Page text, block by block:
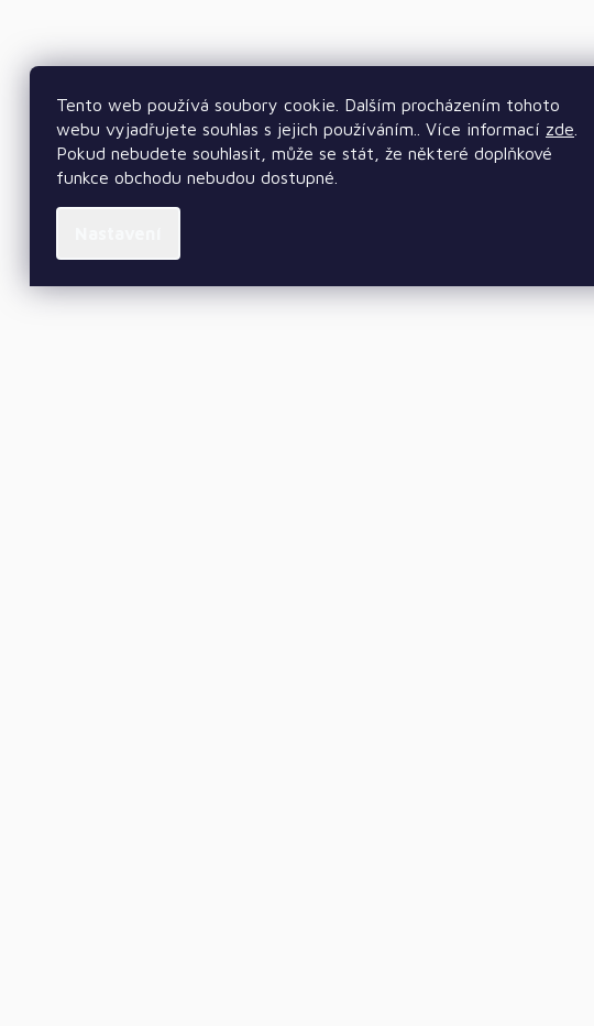
Tento web používá soubory cookie. Dalším procházením tohoto
webu vyjadřujete souhlas s jejich používáním.. Více informací zde
Pokud nebudete souhlasit, může se stát, že některé doplňkové
funkce obchodu nebudou dostupné.